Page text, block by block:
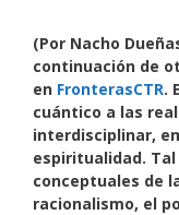
(Por Nacho
continuación de
en FronterasCTR.
cuántico a las
interdisciplinar,
espiritualidad.
conceptuales de
racionalismo, el